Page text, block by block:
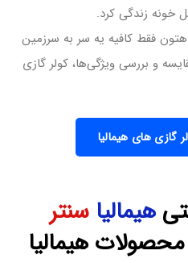
زندگی کرد.
فقط کافیه یه سر به سرزمین
و بررسی ویژگی‌ها، کولر گازی
گازی های هیمالیا
هیمالیا سنتر
هیمالیا